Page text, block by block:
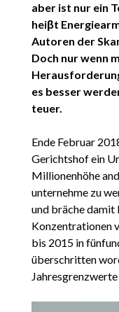
aber ist nur ein
heiβt
Autoren der
Doch nur wenn
es besser
teuer.
Ende Februar
Gerichtshof ein
Millionenhöhe
unternehme zu
und bräche damit
Konzentrationen
bis 2015 in
überschritten